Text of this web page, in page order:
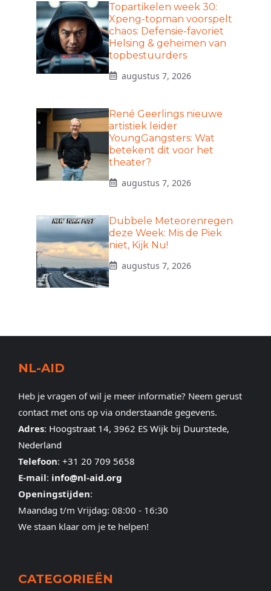
Topartikelen week 30:
Xpeng-topman voorspelt
chaos: Defensie-favoriet
Helsing & geheimen van
topbestuurders
augustus 7, 2026
René Geerlings nieuwe
artistiek leider
YoungGangsters: Wat
betekent dit voor het
theater?
augustus 7, 2026
Dubbele Meteorenregen
deze Week: Mis de Piek
niet, Kijk Nu!
augustus 7, 2026
NL-AID
Heb je vragen of wil je meer informatie? Neem gerust
contact met ons op via onderstaande gegevens.
Adres: Hoogstraat 14, 3962 ES Wijk bij Duurstede,
Nederland
Telefoon: +31 20 709 5658
E-mail: info@nl-aid.org
Openingstijden:
Maandag t/m Vrijdag: 08:00 - 16:30
We staan klaar om je te helpen!
CATEGORIEËN